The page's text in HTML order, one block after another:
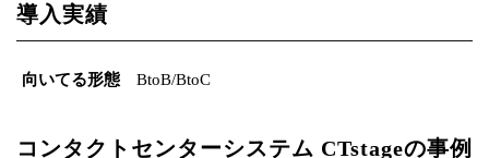
導入実績
向いてる形態 BtoB/BtoC
コンタクトセンターシステム CTstageの事例